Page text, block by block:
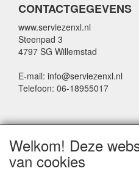
CONTACTGEGEVENS
www.serviezenxl.nl
Steenpad 3
4797 SG Willemstad
E-mail: info@serviezenxl.nl
Telefoon: 06-18955017
Voornaam
Welkom! Deze
van cookies